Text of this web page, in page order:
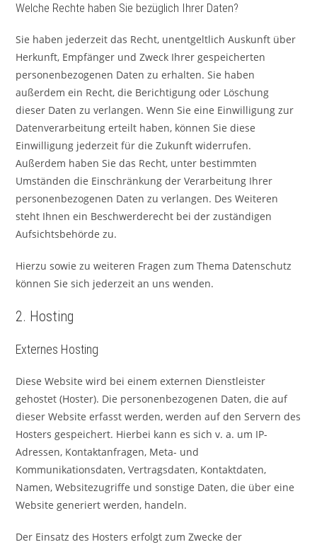
Welche Rechte haben Sie bezüglich Ihrer Daten?
Sie haben jederzeit das Recht, unentgeltlich Auskunft über
Herkunft, Empfänger und Zweck Ihrer gespeicherten
personenbezogenen Daten zu erhalten. Sie haben
außerdem ein Recht, die Berichtigung oder Löschung
dieser Daten zu verlangen. Wenn Sie eine Einwilligung zur
Datenverarbeitung erteilt haben, können Sie diese
Einwilligung jederzeit für die Zukunft widerrufen.
Außerdem haben Sie das Recht, unter bestimmten
Umständen die Einschränkung der Verarbeitung Ihrer
personenbezogenen Daten zu verlangen. Des Weiteren
steht Ihnen ein Beschwerderecht bei der zuständigen
Aufsichtsbehörde zu.
Hierzu sowie zu weiteren Fragen zum Thema Datenschutz
können Sie sich jederzeit an uns wenden.
2. Hosting
Externes Hosting
Diese Website wird bei einem externen Dienstleister
gehostet (Hoster). Die personenbezogenen Daten, die auf
dieser Website erfasst werden, werden auf den Servern des
Hosters gespeichert. Hierbei kann es sich v. a. um IP-
Adressen, Kontaktanfragen, Meta- und
Kommunikationsdaten, Vertragsdaten, Kontaktdaten,
Namen, Websitezugriffe und sonstige Daten, die über eine
Website generiert werden, handeln.
Der Einsatz des Hosters erfolgt zum Zwecke der